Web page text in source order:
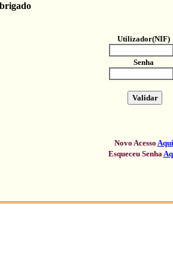
Utilizador(NIF)
Senha
Novo Acesso Aqui
Esqueceu Senha